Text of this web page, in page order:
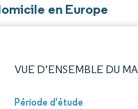
en Europe
VUE D’ENSEMBLE DU
Période d'étude